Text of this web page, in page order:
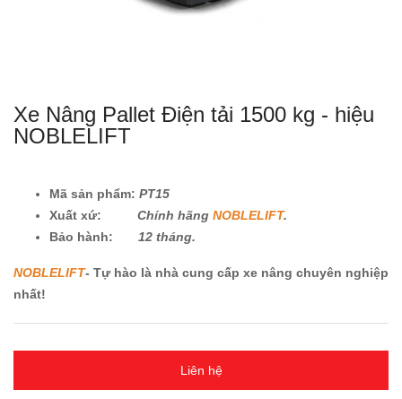
Xe Nâng Pallet Điện tải 1500 kg - hiệu
NOBLELIFT
Mã sản phẩm: PT15
Xuất xứ: Chính hãng NOBLELIFT.
Bảo hành:
12 tháng.
NOBLELIFT- Tự hào là nhà cung cấp xe nâng chuyên nghiệp
nhất!
Liên hệ